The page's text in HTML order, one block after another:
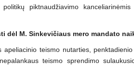
piktnaudžiavimo
dėl M. Sinkevičiaus mero mandato
apeliacinio teismo nutarties,
teismo sprendimo